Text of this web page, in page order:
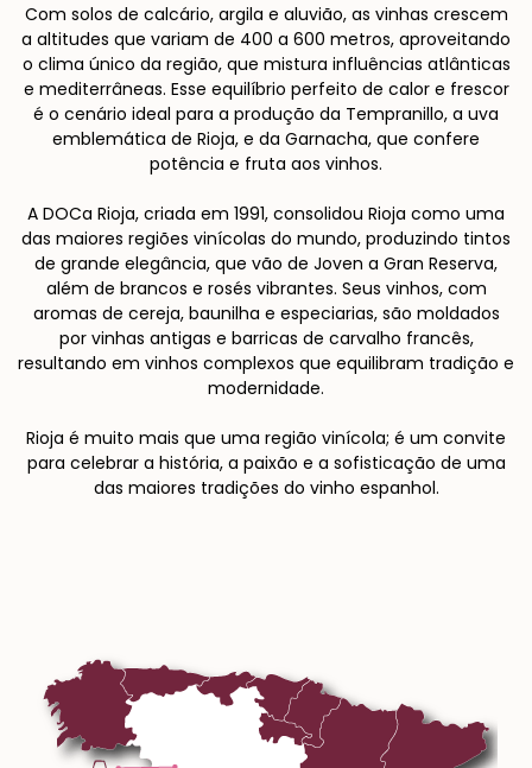
Com solos de calcário, argila e aluvião, as vinhas crescem
a altitudes que variam de 400 a 600 metros, aproveitando
o clima único da região, que mistura influências atlânticas
e mediterrâneas. Esse equilíbrio perfeito de calor e frescor
é o cenário ideal para a produção da Tempranillo, a uva
emblemática de Rioja, e da Garnacha, que confere
potência e fruta aos vinhos.
A DOCa Rioja, criada em 1991, consolidou Rioja como uma
das maiores regiões vinícolas do mundo, produzindo tintos
de grande elegância, que vão de Joven a Gran Reserva,
além de brancos e rosés vibrantes. Seus vinhos, com
aromas de cereja, baunilha e especiarias, são moldados
por vinhas antigas e barricas de carvalho francês,
resultando em vinhos complexos que equilibram tradição e
modernidade.
Rioja é muito mais que uma região vinícola; é um convite
para celebrar a história, a paixão e a sofisticação de uma
das maiores tradições do vinho espanhol.